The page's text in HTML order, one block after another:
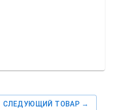
СЛЕДУЮЩИЙ ТОВАР →